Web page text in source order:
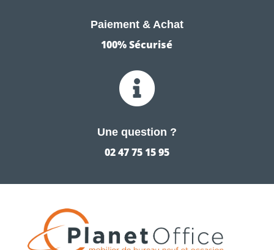
Paiement & Achat
100% Sécurisé

Une question ?
02 47 75 15 95